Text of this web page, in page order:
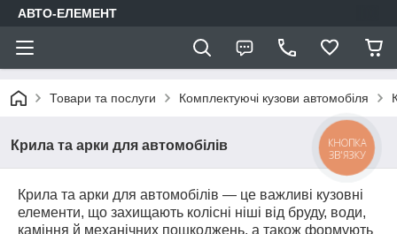
АВТО-ЕЛЕМЕНТ
Товари та послуги Комплектуючі кузови автомобіля
Крила та арки для автомобілів
Крила та арки для автомобілів — це важливі кузовні
елементи, що захищають колісні ніші від бруду, води,
каміння й механічних пошкоджень, а також формують
КНОПКА
ЗВ'ЯЗКУ